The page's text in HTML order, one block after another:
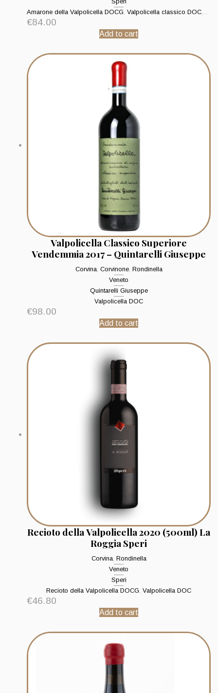
Amarone della Valpolicella DOCG, Valpolicella classico DOC,
€84.00
Add to cart
Valpolicella Classico Superiore
Vendemmia 2017 – Quintarelli Giuseppe
Corvina, Corvinone, Rondinella
Veneto
Quintarelli Giuseppe
Valpolicella DOC
€98.00
Add to cart
Recioto della Valpolicella 2020 (500ml) La
Roggia Speri
Corvina, Rondinella
Veneto
Speri
Recioto della Valpolicella DOCG, Valpolicella DOC
€46.80
Add to cart